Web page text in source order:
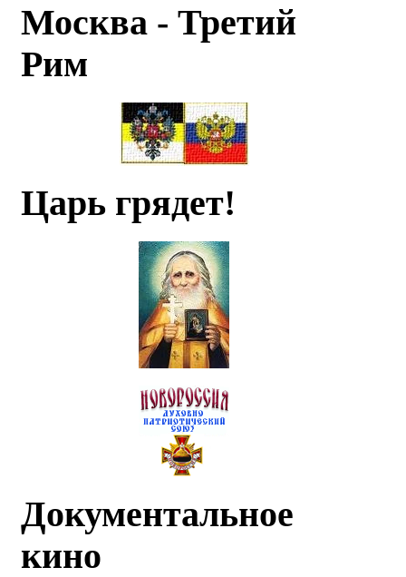
Москва - Третий
Рим
Царь грядет!
Документальное
кино